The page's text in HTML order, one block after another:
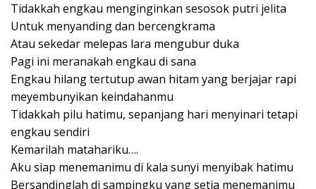
Tidakkah engkau menginginkan sesosok putri jelita
Untuk menyanding dan bercengkrama
Atau sekedar melepas lara mengubur duka
Pagi ini meranakah engkau di sana
Engkau hilang tertutup awan hitam yang berjajar rapi
meyembunyikan keindahanmu
Tidakkah pilu hatimu, sepanjang hari menyinari tetapi
engkau sendiri
Kemarilah matahariku….
Aku siap menemanimu di kala sunyi menyibak hatimu
Bersandinglah di sampingku yang setia menemanimu